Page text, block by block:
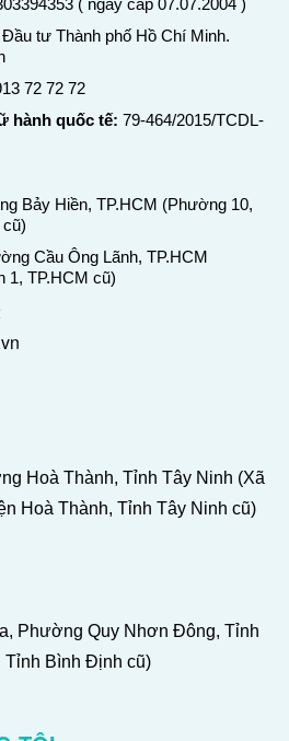
( ngày cấp 07.07.2004 )
tư Thành phố Hồ Chí Minh.
72 72 72
hành quốc tế: 79-464/2015/TCDL-
Bảy Hiền, TP.HCM (Phường 10,
Cầu Ông Lãnh, TP.HCM
1, TP.HCM cũ)
Hoà Thành, Tỉnh Tây Ninh (Xã
Hoà Thành, Tỉnh Tây Ninh cũ)
Phường Quy Nhơn Đông, Tỉnh
Tỉnh Bình Định cũ)